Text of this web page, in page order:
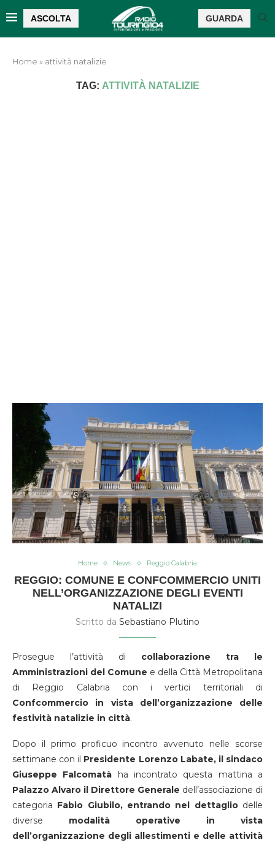
ASCOLTA GUARDA
Home » attività natalizie
TAG: ATTIVITÀ NATALIZIE
Home News Reggio Calabria
REGGIO: COMUNE E CONFCOMMERCIO UNITI
NELL’ORGANIZZAZIONE DEGLI EVENTI
NATALIZI
Scritto da Sebastiano Plutino
Prosegue l’attività di collaborazione tra le
Amministrazioni del Comune e della Città Metropolitana
di Reggio Calabria con i vertici territoriali di
Confcommercio in vista dell’organizzazione delle
festività natalizie in città.
Dopo il primo proficuo incontro avvenuto nelle scorse
settimane con il Presidente Lorenzo Labate, il sindaco
Giuseppe Falcomatà ha incontrato questa mattina a
Palazzo Alvaro il Direttore Generale dell’associazione di
categoria Fabio Giubilo, entrando nel dettagliodelle
diverse modalità operative in vista
dell’organizzazione degli allestimenti e delle attività